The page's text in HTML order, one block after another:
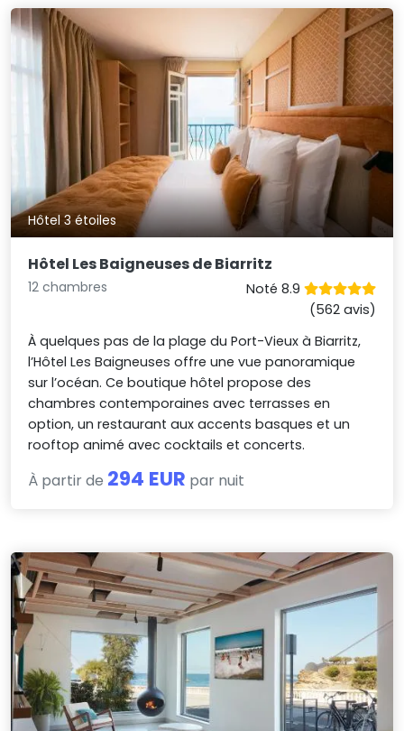
Hôtel 3 étoiles
Hôtel Les Baigneuses de Biarritz
12 chambres
Noté 8.9
(562 avis)
À quelques pas de la plage du Port-Vieux à Biarritz,
l’Hôtel Les Baigneuses offre une vue panoramique
sur l’océan. Ce boutique hôtel propose des
chambres contemporaines avec terrasses en
option, un restaurant aux accents basques et un
rooftop animé avec cocktails et concerts.
À partir de 294 EUR par nuit